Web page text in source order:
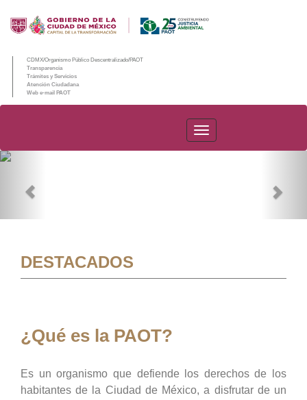
CDMX/Organismo Público Descentralizado/PAOT
Transparencia
Trámites y Servicios
Atención Ciudadana
Web e-mail PAOT
PAOT
DESTACADOS
¿Qué es la PAOT?
Es un organismo que defiende los derechos de los
habitantes de la Ciudad de México, a disfrutar de un